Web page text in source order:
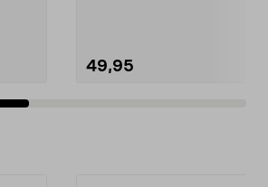
49,95